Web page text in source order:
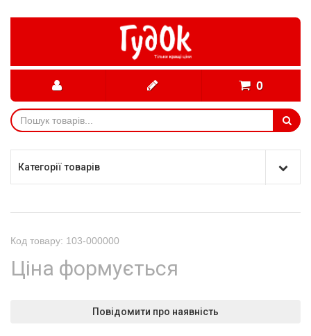
0
Категорії товарів
Код товару: 103-000000
Ціна формується
Повідомити про наявність